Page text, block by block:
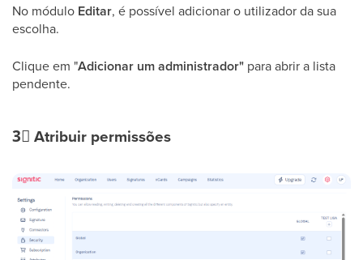
No módulo Editar, é possível adicionar o utilizador da sua
escolha.
Clique em "Adicionar um administrador" para abrir a lista
pendente.
3⃣ Atribuir permissões